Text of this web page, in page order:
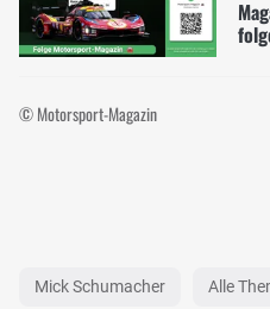
© Motorsport-Magazin
Mick Schumacher Alle